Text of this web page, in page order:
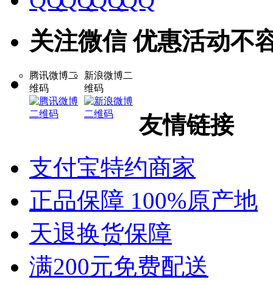
关注微信 优惠活动不
腾讯微博二
维码
新浪微博二
维码
友情链接
支付宝特约商家
正品保障 100%原产地
天退换货保障
满200元免费配送